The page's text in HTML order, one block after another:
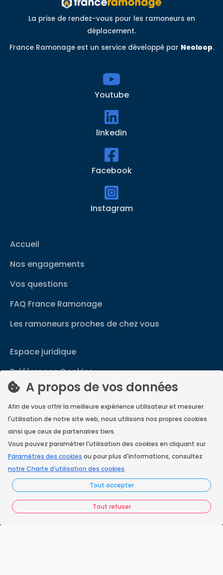
A propos de vos données
Afin de vous offrir la meilleure expérience utilisateur et mesurer
l'utilisation de notre site web, nous utilisons nos propres cookies
ainsi que ceux de partenaires tiers.
Vous pouvez paramétrer l'utilisation des cookies en cliquant sur
Paramètres des cookies ou pour plus d'informations, consultez
notre Charte d'utilisation des cookies.
Tout accepter
Tout refuser
La prise de rendez-vous pour les ramoneurs en
déplacement.
France Ramonage est un service développé par Neoloop.
Youtube
linkedin
Facebook
Instagram
Accueil
Nos engagements
Vos questions
FAQ France Ramonage
Les ramoneurs proches de chez vous
Espace juridique
Préférences Cookies
Vous êtes un ramoneur ?
Contactez-nous
A propos de Neoloop
France Ramonage
Copyright © 2026